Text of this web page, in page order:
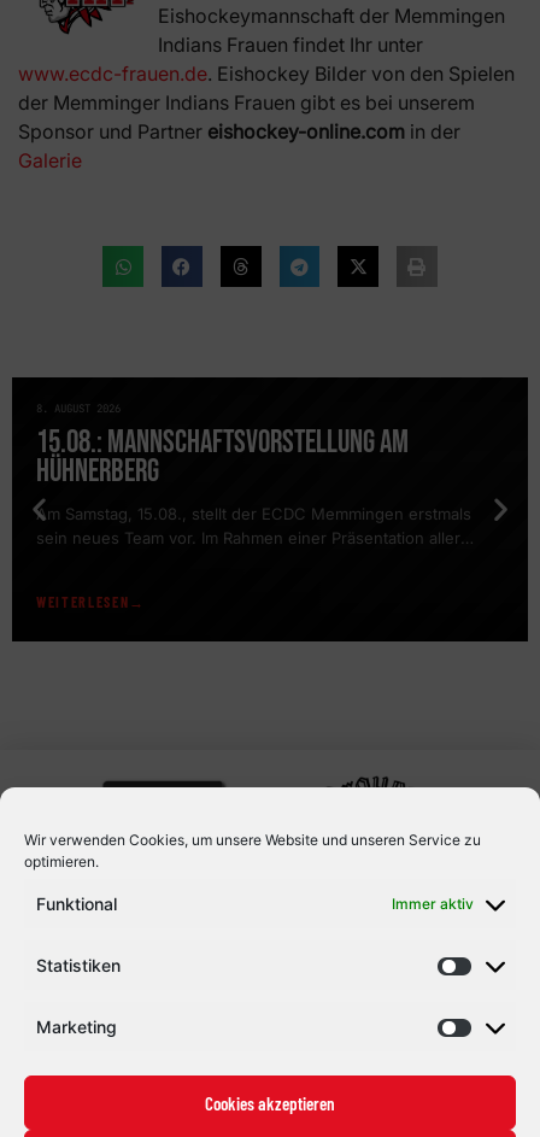
Wir verwenden Cookies, um unsere Website und unseren Service zu
optimieren.
Funktional Immer aktiv
Statistiken
Marketing
Cookies akzeptieren
Eishockeymannschaft der Memmingen
Indians Frauen findet Ihr unter
www.ecdc-frauen.de. Eishockey Bilder von den Spielen
der Memminger Indians Frauen gibt es bei unserem
Sponsor und Partner eishockey-online.com in der
Galerie
NEWS
8. AUGUST 2026
15.08.: MANNSCHAFTSVORSTELLUNG AM
HÜHNERBERG
Am Samstag, 15.08., stellt der ECDC Memmingen erstmals
sein neues Team vor. Im Rahmen einer Präsentation aller
Testspiel vor heimischer Kulisse gegen den ESV Kaufbeuren
WEITERLESEN